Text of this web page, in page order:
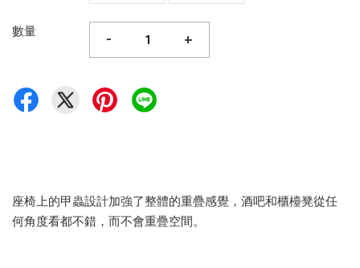
數量 - +
座椅上的甲蟲設計加強了整體的重疊感覺，酒吧和櫃檯凳從任
何角度看都不錯，而不會重疊空間。